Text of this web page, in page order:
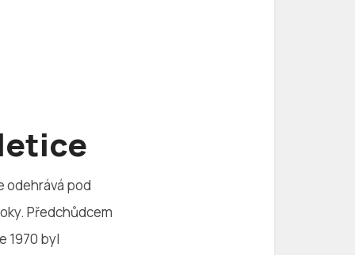
odehrává pod
Předchůdcem
1970 byl